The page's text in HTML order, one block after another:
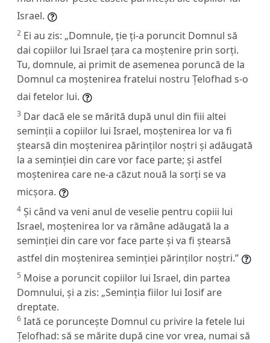
Israel.
2 Ei au zis: „Domnule, ție ți-a poruncit Domnul să
dai copiilor lui Israel țara ca moștenire prin sorți.
Tu, domnule, ai primit de asemenea poruncă de la
Domnul ca moștenirea fratelui nostru Țelofhad s-o
dai fetelor lui.
3 Dar dacă ele se mărită după unul din fiii altei
seminții a copiilor lui Israel, moștenirea lor va fi
ștearsă din moștenirea părinților noștri și adăugată
la a seminției din care vor face parte; și astfel
moștenirea care ne-a căzut nouă la sorți se va
micșora.
4 Și când va veni anul de veselie pentru copiii lui
Israel, moștenirea lor va rămâne adăugată la a
seminției din care vor face parte și va fi ștearsă
astfel din moștenirea seminției părinților noștri.”
5 Moise a poruncit copiilor lui Israel, din partea
Domnului, și a zis: „Seminția fiilor lui Iosif are
dreptate.
6 Iată ce poruncește Domnul cu privire la fetele lui
Țelofhad: să se mărite după cine vor vrea, numai să